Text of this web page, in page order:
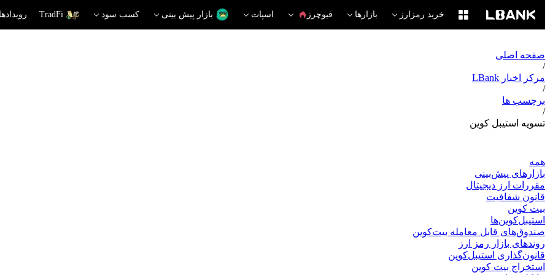
خرید رمزارز بازارها فیوچرز اسپات بازار پیش بینی کسب سود TradFi
صفحه اصلی
/
مرکز اخبار LBank
/
برچسب ها
/
تسویه استیبل کوین
همه
بازارهای پیش‌بینی
مقررات ارز دیجیتال
قانون شفافیت
بیت کوین
استیبل‌کوین‌ها
صندوق‌های قابل معامله بیت‌کوین
روندهای بازار رمز ارز
قانون‌گذاری استیبل‌کوین
استخراج بیت کوین